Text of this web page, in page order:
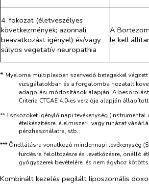
4. fokozat (életveszélyes
következmények; azonnali
beavatkozást igényel) és/vagy
súlyos vegetatív neuropathia
A
le kell
* Myeloma multiplexben szenvedő betegekkel végzett
vizsgálatokban és a forgalomba hozatalt
adagolási módosítások alapján. A besorolást
Criteria CTCAE 4.0‑es verziója alapján
** Eszközöket igénylő napi tevékenység (Instrumental
ételkészítésre, élelmiszer‑, vagy ruházat
pénzhasználatra, stb.;
*** Önellátásra vonatkozó mindennapi tevékenység
fürdésre, felöltözésre és levetkőzésre, önálló
gyógyszerek bevételére, és nem ágyhoz
Kombinált kezelés pegilált liposzomális